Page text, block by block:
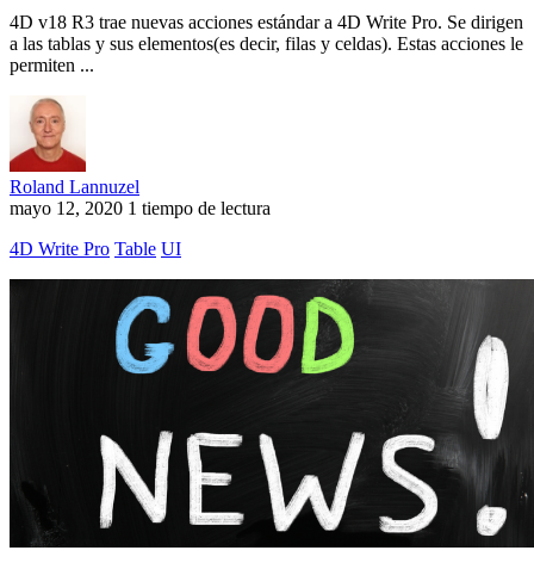
4D v18 R3 trae nuevas acciones estándar a 4D Write Pro. Se dirigen
a las tablas y sus elementos(es decir, filas y celdas). Estas acciones le
permiten ...
Roland Lannuzel
mayo 12, 2020 1 tiempo de lectura
4D Write Pro Table UI